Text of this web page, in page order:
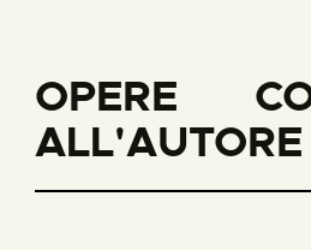
OPERE
ALL'AUTORE